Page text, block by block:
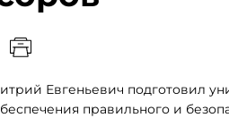
Евгеньевич подготовил
правильного и